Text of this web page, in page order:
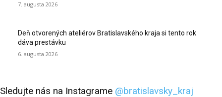
7. augusta 2026
Deň otvorených ateliérov Bratislavského kraja si tento rok
dáva prestávku
6. augusta 2026
Sledujte nás na Instagrame @bratislavsky_kraj